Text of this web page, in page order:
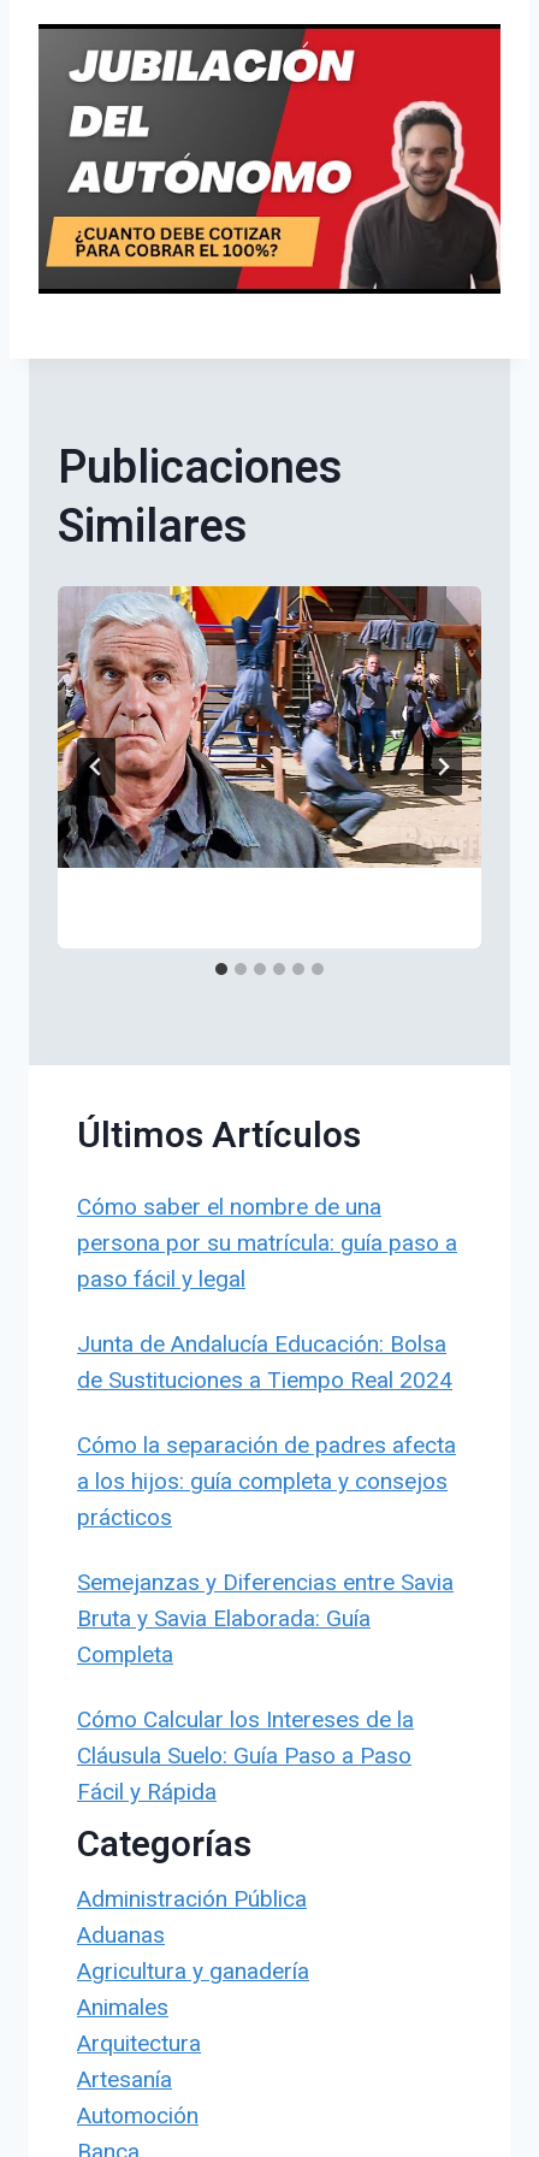
Publicaciones
Similares
Últimos Artículos
Cómo saber el nombre de una
persona por su matrícula: guía paso a
paso fácil y legal
Junta de Andalucía Educación: Bolsa
de Sustituciones a Tiempo Real 2024
Cómo la separación de padres afecta
a los hijos: guía completa y consejos
prácticos
Semejanzas y Diferencias entre Savia
Bruta y Savia Elaborada: Guía
Completa
Cómo Calcular los Intereses de la
Cláusula Suelo: Guía Paso a Paso
Fácil y Rápida
Categorías
Administración Pública
Aduanas
Agricultura y ganadería
Animales
Arquitectura
Artesanía
Automoción
Banca